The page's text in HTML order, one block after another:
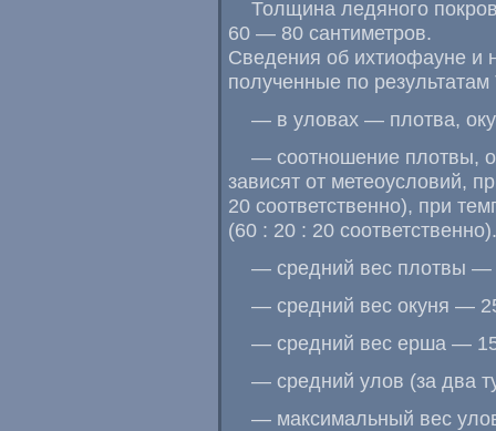
Толщина ледяного
60 — 80 сантиметров.
Сведения об ихтиофауне и
полученные по
— в уловах — плотва,
— соотношение плотвы,
зависят от метеоусловий,
20 соответственно), при
(60 : 20 : 20 соответственно).
— средний вес плотвы —
— средний вес окуня —
— средний вес ерша —
— средний улов (за два
— максимальный вес